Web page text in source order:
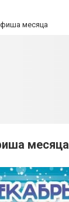
месяца
месяца